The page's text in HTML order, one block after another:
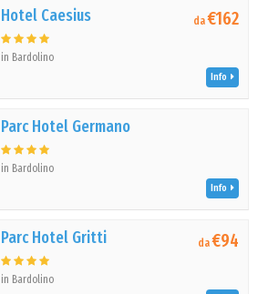
Hotel Caesius
in Bardolino
da€162
Info
Parc Hotel Germano
in Bardolino
Info
Parc Hotel Gritti
in Bardolino
da€94